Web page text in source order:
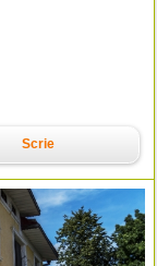
Scrie